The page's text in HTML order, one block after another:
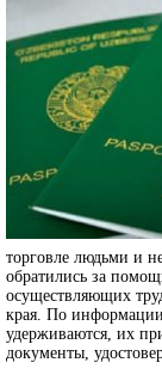
торговле людьми и
обратились за
осуществляющих
края. По
удерживаются, их
документы,